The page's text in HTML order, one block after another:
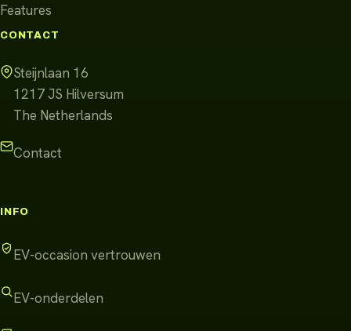
Features
CONTACT
Steijnlaan 16
1217 JS Hilversum
The Netherlands
Contact
INFO
EV-occasion vertrouwen
EV-onderdelen